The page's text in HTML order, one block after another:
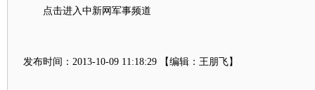
点击进入中新网军事频道
发布时间：2013-10-09 11:18:29 【编辑：王朋飞】